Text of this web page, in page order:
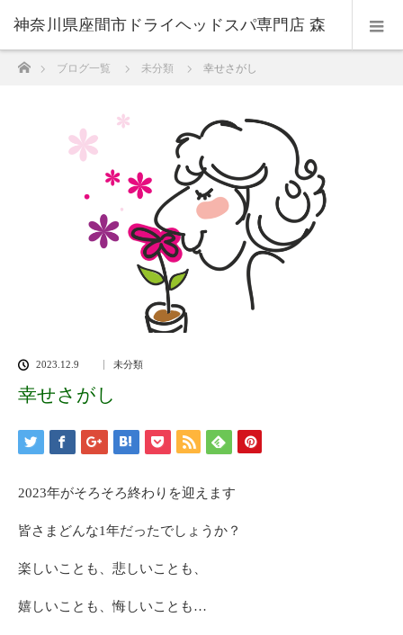
神奈川県座間市ドライヘッドスパ専門店 森
のおと
ホームブログ一覧 未分類 幸せさがし
2023.12.9 未分類
幸せさがし
2023年がそろそろ終わりを迎えます
皆さまどんな1年だったでしょうか？
楽しいことも、悲しいことも、
嬉しいことも、悔しいことも…